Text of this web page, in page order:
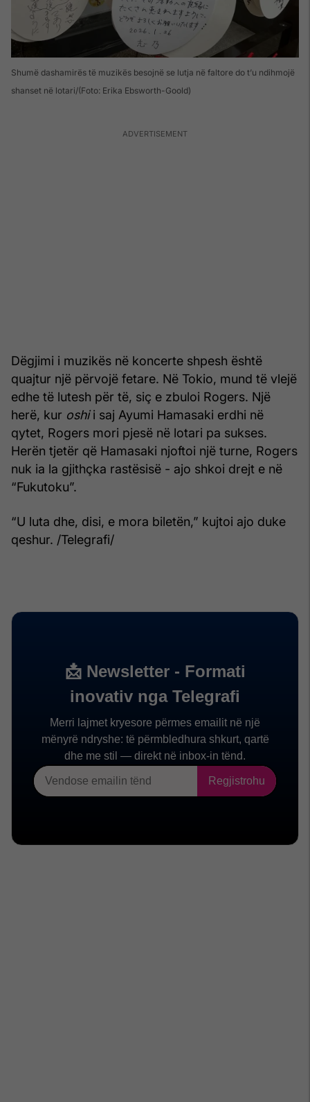
Shumë dashamirës të muzikës besojnë se lutja në faltore do t’u ndihmojë
shanset në lotari (Foto: Erika Ebsworth-Goold)
Dëgjimi i muzikës në koncerte shpesh është
quajtur një përvojë fetare. Në Tokio, mund të vlejë
edhe të lutesh për të, siç e zbuloi Rogers. Një
herë, kur oshii saj Ayumi Hamasaki erdhi në
qytet, Rogers mori pjesë në lotari pa sukses.
Herën tjetër që Hamasaki njoftoi një turne, Rogers
nuk ia la gjithçka rastësisë - ajo shkoi drejt e në
“Fukutoku”.
“U luta dhe, disi, e mora biletën,” kujtoi ajo duke
qeshur. /Telegrafi/